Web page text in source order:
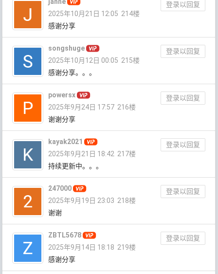
janne
登录以回复
2025年10月21日 12:05 214楼
感谢分享
songshuge
登录以回复
2025年10月12日 00:05 215楼
感谢分享。。。
powersx
登录以回复
2025年9月24日 17:57 216楼
谢谢分享
kayak2021
登录以回复
2025年9月21日 18:42 217楼
持续更新中。。。
247000
登录以回复
2025年9月19日 23:03 218楼
谢谢
ZBTL5678
登录以回复
2025年9月14日 18:18 219楼
感谢分享